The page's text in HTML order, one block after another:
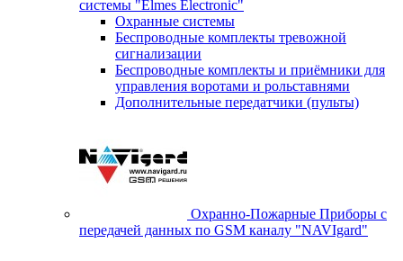
системы "Elmes Electronic"
Охранные системы
Беспроводные комплекты тревожной
сигнализации
Беспроводные комплекты и приёмники для
управления воротами и рольставнями
Дополнительные передатчики (пульты)
Охранно-Пожарные Приборы с
передачей данных по GSM каналу "NAVIgard"